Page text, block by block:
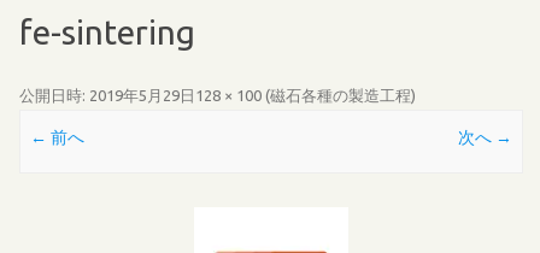
fe-sintering
公開日時: 2019年5月29日 128 × 100 (磁石各種の製造工程)
← 前へ 次へ →